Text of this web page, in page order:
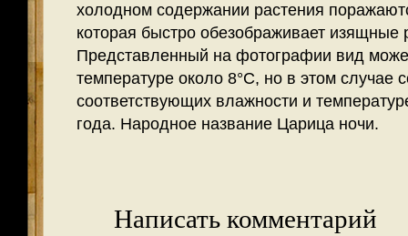
холодном содержании растения
которая быстро обезображивает изящные
Представленный на фотографии вид
температуре около 8°С, но в этом случае
соответствующих влажности и
года. Народное название Царица ночи.
Написать комментарий